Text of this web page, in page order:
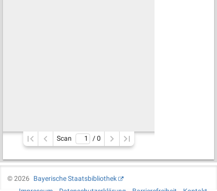
Scan / 0
©2026
Bayerische Staatsbibliothek